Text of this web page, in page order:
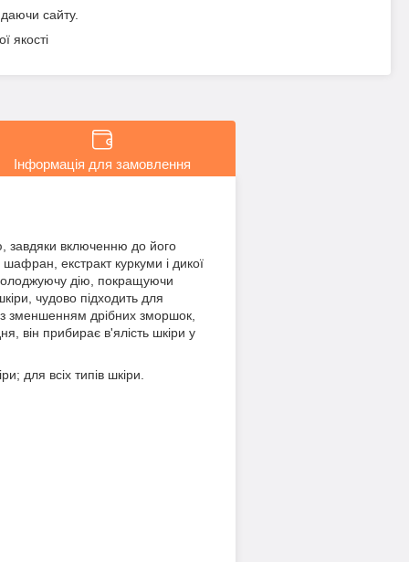
сайту.
якості
Інформація для замовлення
завдяки включенню до його
екстракт куркуми і дикої
дію, покращуючи
чудово підходить для
зменшенням дрібних зморшок,
він прибирає в'ялість шкіри у
для всіх типів шкіри.